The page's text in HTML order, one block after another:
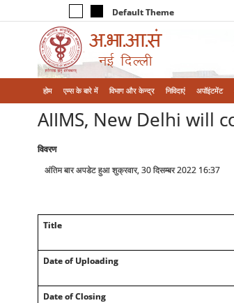
Default Theme
होम एम्‍स के बारे में विभाग और केन्‍द्र निविदाएं अपॉइंटमेंट
AIIMS, New Delhi will
विवरण
अंतिम बार अपडेट हुआ शुक्रवार, 30 दिसम्बर 2022 16:37
Title
Date of Uploading
Date of Closing